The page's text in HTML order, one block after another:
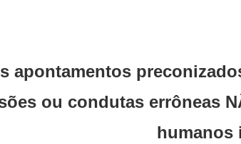
apontamentos
ou condutas errôneas
humanos